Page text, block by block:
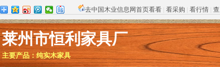
去中国木业信息网首页看看 | 看采购 | 看行情 |
莱州市恒利家具厂
主要产品：纯实木家具